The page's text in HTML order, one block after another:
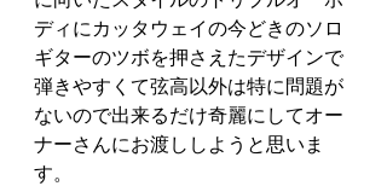
ディにカッタウェイの今どきのソロ
ギターのツボを押さえたデザインで
弾きやすくて弦高以外は特に問題が
ないので出来るだけ奇麗にしてオー
ナーさんにお渡ししようと思いま
す。